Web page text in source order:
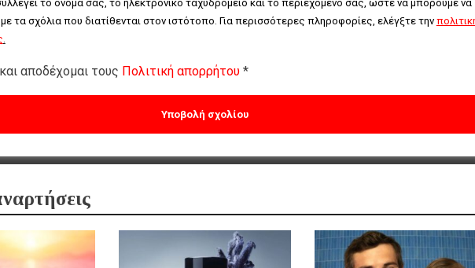
το όνομά σας, το ηλεκτρονικό ταχυδρομείο και το περιεχόμενό σας, ώστε να μπορούμε να
τα σχόλια που διατίθενται στον ιστότοπο. Για περισσότερες πληροφορίες, ελέγξτε την
.
αποδέχομαι τους Πολιτική απορρήτου *